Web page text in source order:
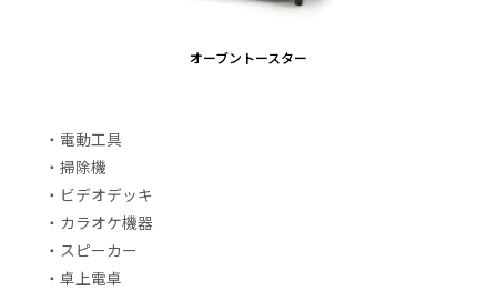
オーブントースター
・電動工具
・掃除機
・ビデオデッキ
・カラオケ機器
・スピーカー
・卓上電卓